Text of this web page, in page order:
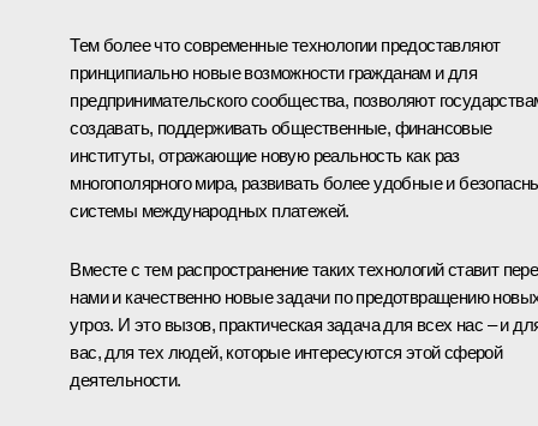
Тем более что современные технологии предоставляют
принципиально новые возможности гражданам и для
предпринимательского сообщества, позволяют
создавать, поддерживать общественные, финансовые
институты, отражающие новую реальность как раз
многополярного мира, развивать более удобные и
системы международных платежей.
Вместе с тем распространение таких технологий ставит
нами и качественно новые задачи по предотвращению
угроз. И это вызов, практическая задача для всех нас – и
вас, для тех людей, которые интересуются этой сферой
деятельности.